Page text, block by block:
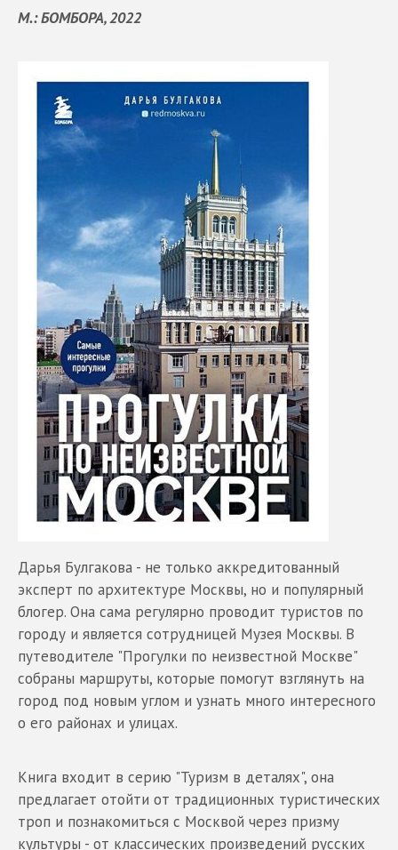
М.: БОМБОРА, 2022
Дарья Булгакова - не только аккредитованный
эксперт по архитектуре Москвы, но и популярный
блогер. Она сама регулярно проводит туристов по
городу и является сотрудницей Музея Москвы. В
путеводителе "Прогулки по неизвестной Москве"
собраны маршруты, которые помогут взглянуть на
город под новым углом и узнать много интересного
о его районах и улицах.
Книга входит в серию "Туризм в деталях", она
предлагает отойти от традиционных туристических
троп и познакомиться с Москвой через призму
культуры - от классических произведений русских